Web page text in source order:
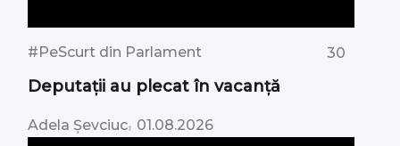
#PeScurt din Parlament 30
Deputații au plecat în vacanță
Adela Șevciuc, 01.08.2026